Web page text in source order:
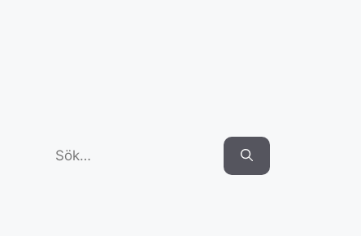
Search
for: